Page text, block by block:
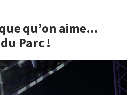
qu’on aime…
Parc !